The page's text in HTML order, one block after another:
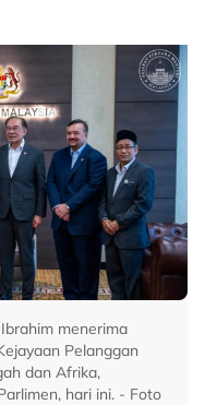
menerima
Pelanggan
dan Afrika,
hari ini. - Foto